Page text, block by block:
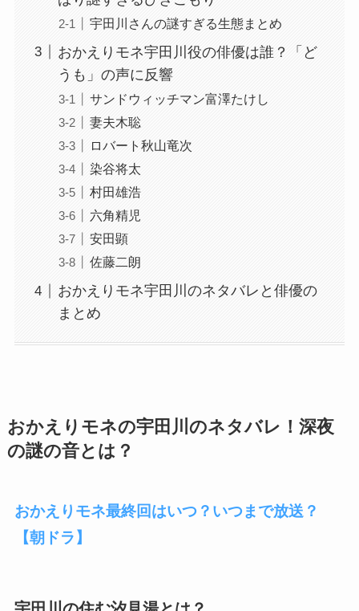
宇田川さんの謎すぎる生態まとめ
おかえりモネ宇田川役の俳優は誰？「ど
うも」の声に反響
サンドウィッチマン富澤たけし
妻夫木聡
ロバート秋山竜次
染谷将太
村田雄浩
六角精児
安田顕
佐藤二朗
おかえりモネ宇田川のネタバレと俳優の
まとめ
おかえりモネの宇田川のネタバレ！深夜
の謎の音とは？
おかえりモネ最終回はいつ？いつまで放送？
【朝ドラ】